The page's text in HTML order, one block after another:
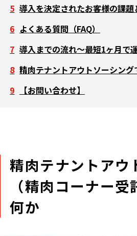
導入を決定されたお客様の課題
よくある質問（FAQ）
導入までの流れ〜最短1ヶ月で
精肉テナントアウトソーシン
【お問い合わせ】
精肉テナントアウ
（精肉コーナー
何か